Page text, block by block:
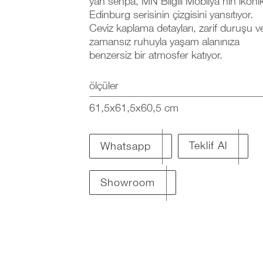
yan sehpa, MN Bilgili Mobilya’nın
Edinburg serisinin çizgisini yansıtıyor.
Ceviz kaplama detayları, zarif duruşu
zamansız ruhuyla yaşam alanınıza
benzersiz bir atmosfer katıyor.
ölçüler
61,5x61,5x60,5 cm
Whatsapp Teklif Al
Showroom